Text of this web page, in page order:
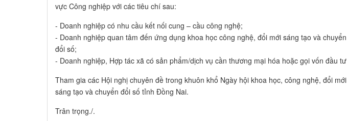
vực Công nghiệp với các tiêu chí sau:
- Doanh nghiệp có nhu cầu kết nối cung – cầu công nghệ;
- Doanh nghiệp quan tâm đến ứng dụng khoa học công nghệ, đổi mới sáng tạo và chuyển
đổi số;
- Doanh nghiệp, Hợp tác xã có sản phẩm/dịch vụ cần thương mại hóa hoặc gọi vốn đầu tư
Tham gia các Hội nghị chuyên đề trong khuôn khổ Ngày hội khoa học, công nghệ, đổi mới
sáng tạo và chuyển đổi số tỉnh Đồng Nai.
Trân trọng./.